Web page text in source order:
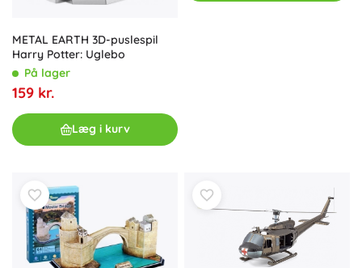
METAL EARTH 3D-puslespil
Harry Potter: Uglebo
På lager
159 kr.
Læg i kurv